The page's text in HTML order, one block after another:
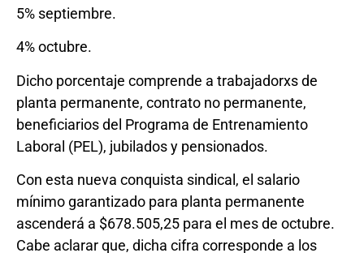
5% septiembre.
4% octubre.
Dicho porcentaje comprende a trabajadorxs de
planta permanente, contrato no permanente,
beneficiarios del Programa de Entrenamiento
Laboral (PEL), jubilados y pensionados.
Con esta nueva conquista sindical, el salario
mínimo garantizado para planta permanente
ascenderá a $678.505,25 para el mes de octubre.
Cabe aclarar que, dicha cifra corresponde a los